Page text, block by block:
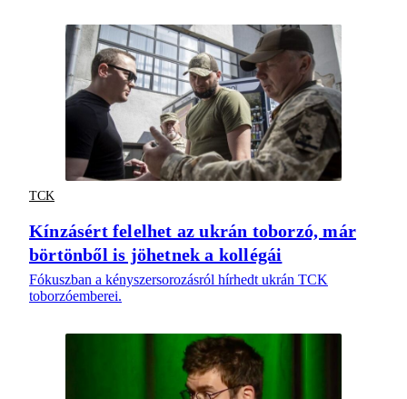
TCK
Kínzásért felelhet az ukrán toborzó, már
börtönből is jöhetnek a kollégái
Fókuszban a kényszersorozásról hírhedt ukrán TCK
toborzóemberei.